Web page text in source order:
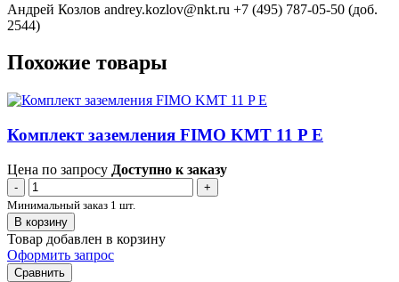
Андрей Козлов andrey.kozlov@nkt.ru +7 (495) 787-05-50 (доб.
2544)
Похожие товары
Комплект заземления FIMO KMT 11 P E
Цена по запросу Доступно к заказу
-
+
Минимальный заказ 1 шт.
В корзину
Товар добавлен в корзину
Оформить запрос
Сравнить